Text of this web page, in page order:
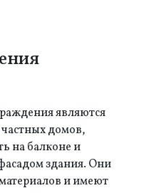
являются
домов,
на балконе и
здания. Они
и имеют